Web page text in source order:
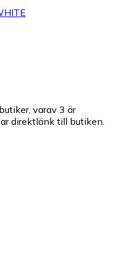
varav 3 är
direktlänk till butiken.